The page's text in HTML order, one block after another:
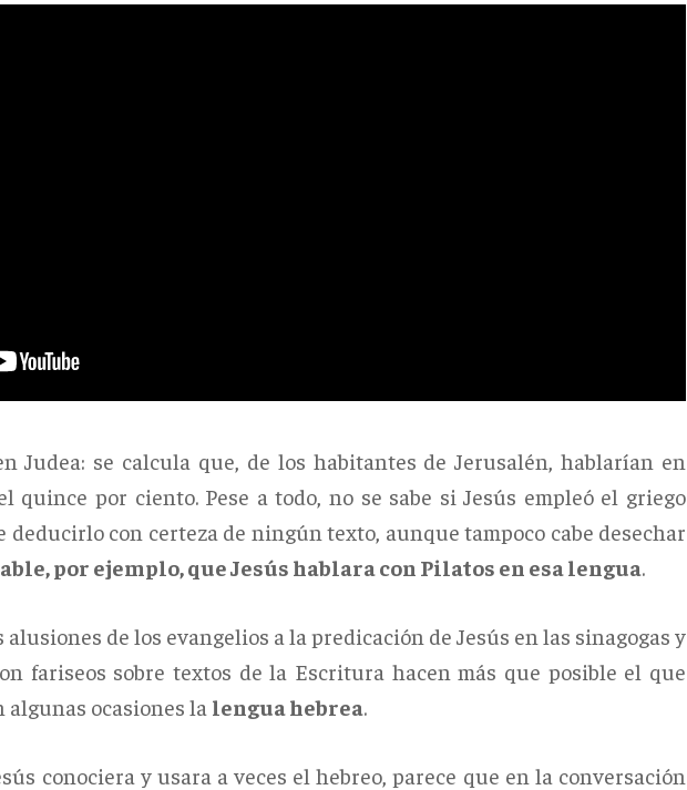
Judea: se calcula que, de los habitantes de Jerusalén, hablarían en
quince por ciento. Pese a todo, no se sabe si Jesús empleó el griego
deducirlo con certeza de ningún texto, aunque tampoco cabe desechar
por ejemplo, que Jesús hablara con Pilatos en esa lengua.
de los evangelios a la predicación de Jesús en las sinagogas y
fariseos sobre textos de la Escritura hacen más que posible el que
algunas ocasiones la lengua hebrea.
conociera y usara a veces el hebreo, parece que en la conversación